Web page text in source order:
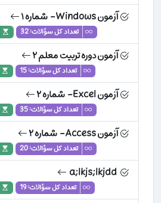
آزمون Windows- شماره ۱
تعداد کل سؤالات: 32
آزمون دوره تربیت معلم ۲
تعداد کل سؤالات: 15
آزمون Excel- شماره ۲
تعداد کل سؤالات: 35
آزمون Access- شماره ۲
تعداد کل سؤالات: 20
تعداد کل سؤالات: 19